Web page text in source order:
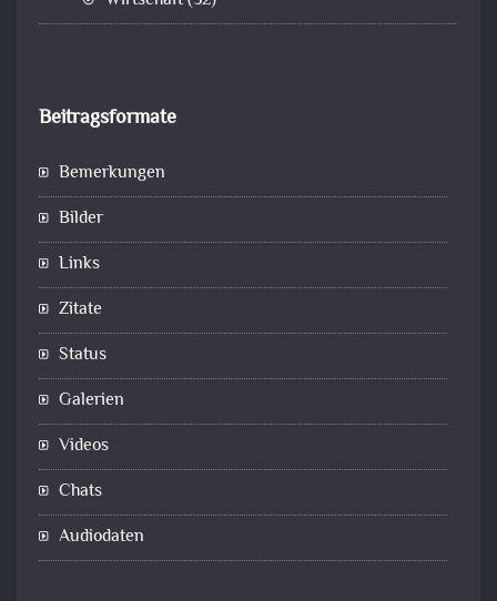
Beitragsformate
Bemerkungen
Bilder
Links
Zitate
Status
Galerien
Videos
Chats
Audiodaten